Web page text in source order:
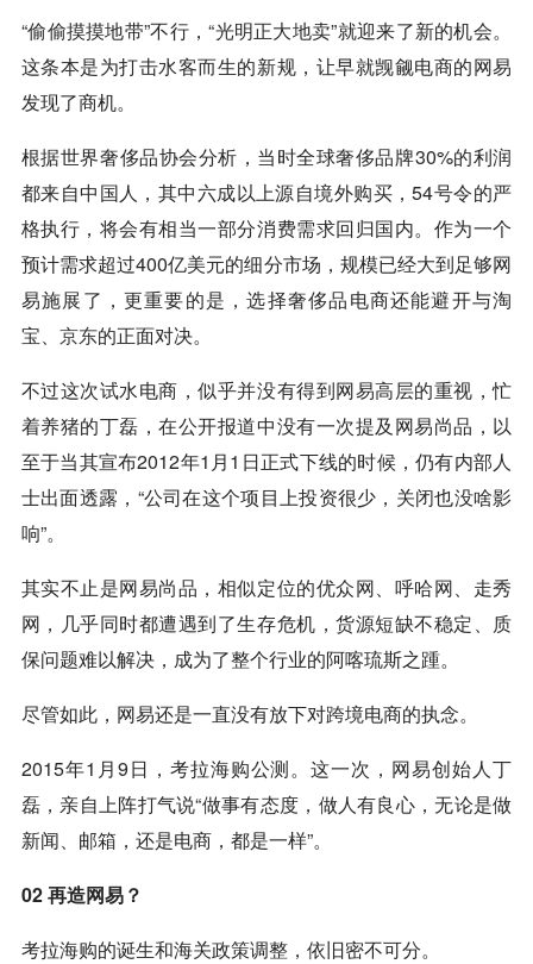
“偷偷摸摸地带”不行，“光明正大地卖”就迎来了新的机会。
这条本是为打击水客而生的新规，让早就觊觎电商的网易
发现了商机。
根据世界奢侈品协会分析，当时全球奢侈品牌30%的利润
都来自中国人，其中六成以上源自境外购买，54号令的严
格执行，将会有相当一部分消费需求回归国内。作为一个
预计需求超过400亿美元的细分市场，规模已经大到足够网
易施展了，更重要的是，选择奢侈品电商还能避开与淘
宝、 京东的正面对决。
不过这次试水电商，似乎并没有得到网易高层的重视，忙
着养猪的丁磊，在公开报道中没有一次提及网易尚品，以
至于当其宣布2012年1月1日正式下线的时候，仍有内部人
士出面透露，“公司在这个项目上投资很少，关闭也没啥影
响”。
其实不止是网易尚品，相似定位的优众网、呼哈网、走秀
网，几乎同时都遭遇到了生存危机，货源短缺不稳定、质
保问题难以解决，成为了整个行业的阿喀琉斯之踵。
尽管如此，网易还是一直没有放下对跨境电商的执念。
2015年1月9日，考拉海购公测。这一次，网易创始人丁
磊，亲自上阵打气说“做事有态度，做人有良心，无论是做
新闻、邮箱，还是电商，都是一样”。
02 再造网易？
考拉海购的诞生和海关政策调整，依旧密不可分。